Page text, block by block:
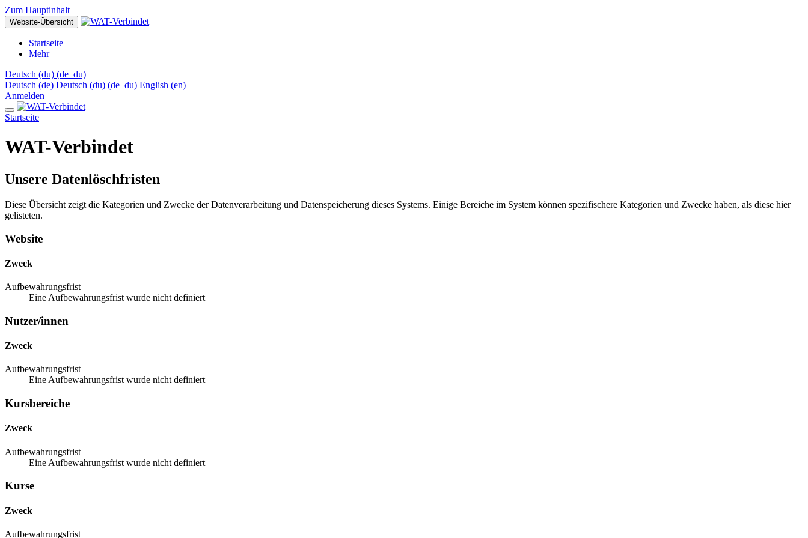
Zum Hauptinhalt
Website-Übersicht
Startseite
Mehr
Deutsch (du) ‎(de_du)‎
Deutsch ‎(de)‎ Deutsch (du) ‎(de_du)‎ English ‎(en)‎
Anmelden
Startseite
WAT-Verbindet
Unsere Datenlöschfristen
Diese Übersicht zeigt die Kategorien und Zwecke der Datenverarbeitung und Datenspeicherung dieses Systems. Einige Bereiche im System können spezifischere Kategorien und Zwecke haben, als diese hier
gelisteten.
Website
Zweck
Aufbewahrungsfrist
Eine Aufbewahrungsfrist wurde nicht definiert
Nutzer/innen
Zweck
Aufbewahrungsfrist
Eine Aufbewahrungsfrist wurde nicht definiert
Kursbereiche
Zweck
Aufbewahrungsfrist
Eine Aufbewahrungsfrist wurde nicht definiert
Kurse
Zweck
Aufbewahrungsfrist